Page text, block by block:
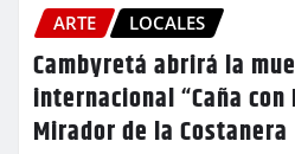
ARTE LOCALES
Cambyretá abrirá la
internacional “Caña con
Mirador de la Costanera